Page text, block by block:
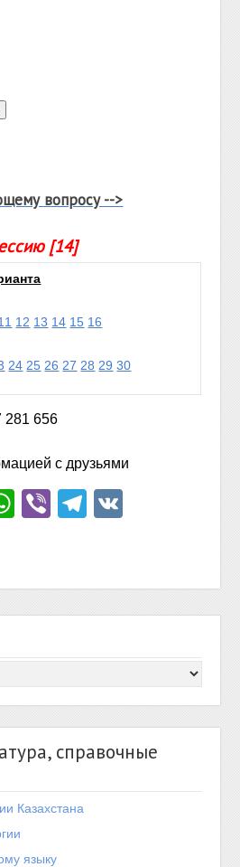
вопросу -->
[14]
12 13 14 15 16
24 25 26 27 28 29 30
281 656
с друзьями
WhatsApp
ViberTelegram
справочные
Казахстана
языку